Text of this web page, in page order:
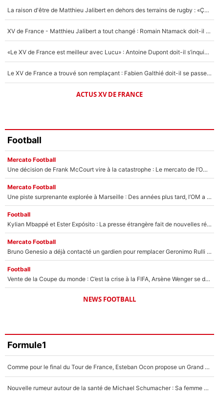
5% La raison d'être de Matthieu Jalibert en dehors des terrains de rugby : «Ça m'atteint autant que si tu touches à un membre de ma famille»
XV de France - Matthieu Jalibert a tout changé : Romain Ntamack doit-il s’inquiéter pour sa place à un an de la Coupe du monde ?
«Le XV de France est meilleur avec Lucu» : Antoine Dupont doit-il s’inquiéter pour sa place ?
Le XV de France a trouvé son remplaçant : Fabien Galthié doit-il se passer d'Antoine Dupont ?
ACTUS XV DE FRANCE
Football
Mercato Football
Une décision de Frank McCourt vire à la catastrophe : Le mercato de l’OM provoque de nouvelles tensions en pleine crise financière !
Mercato Football
Une piste surprenante explorée à Marseille : Des années plus tard, l’OM a tenté de faire revenir le joueur qui avait provoqué le départ d’André Villas-Boas !
Football
Kylian Mbappé et Ester Expósito : La presse étrangère fait de nouvelles révélations sur leurs vacances en amoureux
Mercato Football
Bruno Genesio a déjà contacté un gardien pour remplacer Geronimo Rulli : La crise financière peut encore plomber les plans de l’OM sur le mercato
Football
Vente de la Coupe du monde : C’est la crise à la FIFA, Arsène Wenger se désolidarise du projet de Gianni Infantino !
NEWS FOOTBALL
Formule1
Comme pour le final du Tour de France, Esteban Ocon propose un Grand Prix de Formule 1 à Paris : «Autour de l’Arc de Triomphe, ce serait génial» !
Nouvelle rumeur autour de la santé de Michael Schumacher : Sa femme Corinna sort du silence